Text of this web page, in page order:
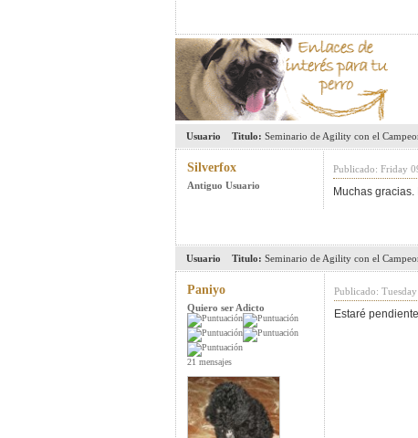
Usuario Titulo: Seminario de Agility con el
Silverfox
Antiguo Usuario
Publicado: Friday
Muchas
Usuario Titulo: Seminario de Agility con el
Paniyo
Quiero ser Adicto
21 mensajes
Publicado:
Estaré